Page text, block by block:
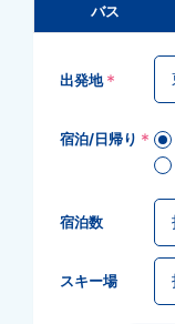
バス
出発地 *
宿泊/日帰り *
宿泊数
スキー場